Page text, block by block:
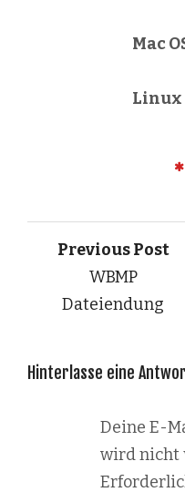
Mac
Linux
Previous Post
WBMP
Dateiendung
Hinterlasse eine
Deine E-
wird nicht